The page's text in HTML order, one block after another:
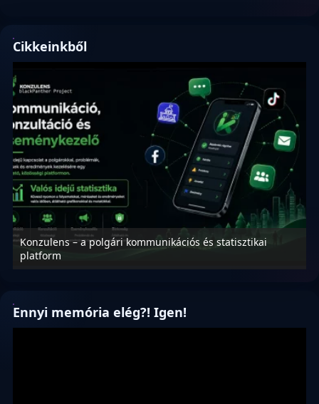
Cikkeinkből
Konzulens – a polgári kommunikációs és statisztikai
platform
Ennyi memória elég?! Igen!